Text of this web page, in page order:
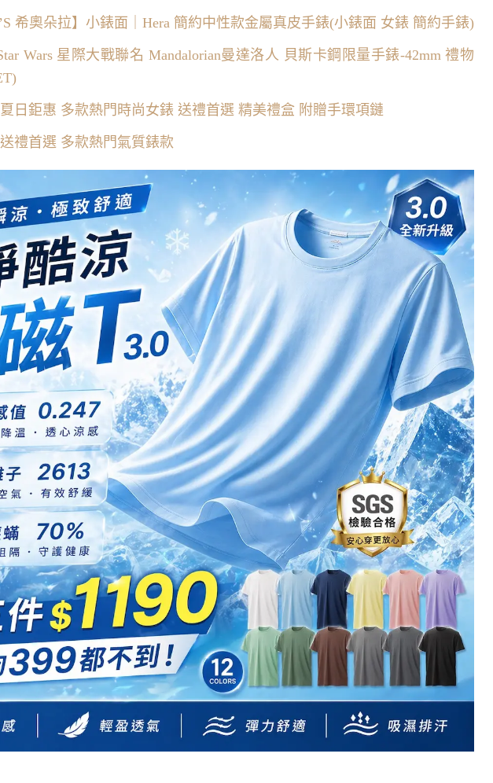
希奧朵拉】小錶面｜Hera 簡約中性款金屬真皮手錶(小錶面 女錶 簡約手錶)
Wars 星際大戰聯名 Mandalorian曼達洛人 貝斯卡鋼限量手錶-42mm 禮物
夏日鉅惠 多款熱門時尚女錶 送禮首選 精美禮盒 附贈手環項鏈
送禮首選 多款熱門氣質錶款